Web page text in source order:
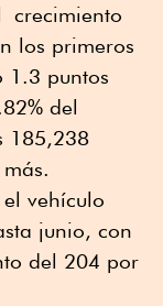
crecimiento
los primeros
1.3 puntos
del
185,238
vehículo
junio, con
del 204 por